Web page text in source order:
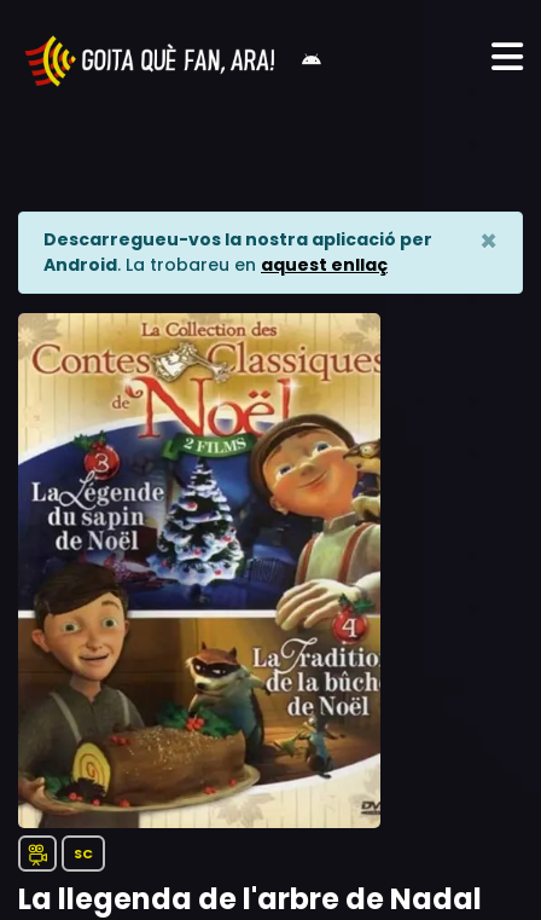
Descarregueu-vos la nostra aplicació per
Android. La trobareu en aquest enllaç
×
SC
La llegenda de l'arbre de Nadal